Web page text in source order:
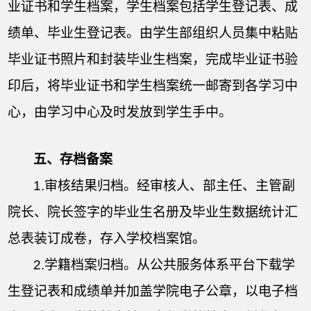
业证书和学生档案，学生档案包括学生登记表、成
绩单、毕业生登记表。由学生部组织人员集中粘贴
毕业证书照片和封装毕业生档案，完成毕业证书验
印后，将毕业证书和学生档案统一邮寄到各学习中
心，由学习中心及时发放到学生手中。
五、存档备案
1.审核结果归档。经审核人、部主任、主管副
院长、院长签字的毕业生名册及毕业生数据统计汇
总表装订成卷，存入学校档案馆。
2.学籍档案归档。从公共服务体系平台下载学
生登记表和成绩单并加盖学院电子公章，以电子档